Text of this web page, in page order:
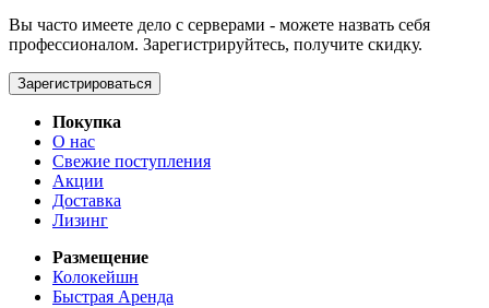
Вы часто имеете дело с серверами - можете назвать себя
профессионалом. Зарегистрируйтесь, получите скидку.
Зарегистрироваться
Покупка
О нас
Свежие поступления
Акции
Доставка
Лизинг
Размещение
Колокейшн
Быстрая Аренда